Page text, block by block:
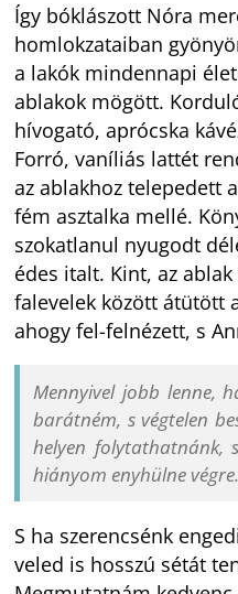
Így bóklászott Nóra
homlokzataiban
a lakók mindennapi
ablakok mögött.
hívogató, aprócska
Forró, vaníliás lattét
az ablakhoz telepedett
fém asztalka mellé.
szokatlanul nyugodt
édes italt. Kint, az
falevelek között átütött
ahogy fel-felnézett, s
Mennyivel jobb lenne,
barátném, s végtelen
helyen folytathatnánk,
hiányom enyhülne
S ha szerencsénk
veled is hosszú sétát